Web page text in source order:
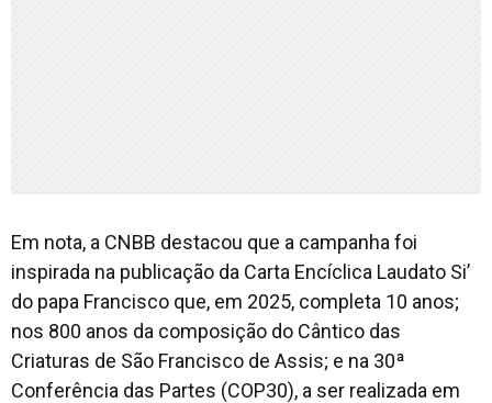
Em nota, a CNBB destacou que a campanha foi
inspirada na publicação da Carta Encíclica Laudato Si’
do papa Francisco que, em 2025, completa 10 anos;
nos 800 anos da composição do Cântico das
Criaturas de São Francisco de Assis; e na 30ª
Conferência das Partes (COP30), a ser realizada em